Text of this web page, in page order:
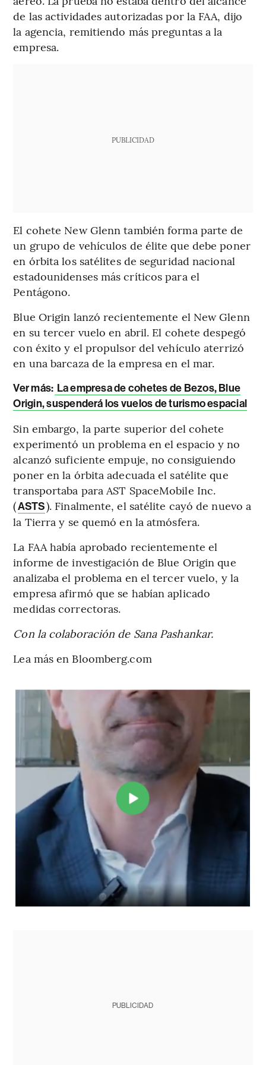
de las actividades autorizadas por la FAA, dijo
la agencia, remitiendo más preguntas a la
empresa.
PUBLICIDAD
El cohete New Glenn también forma parte de
un grupo de vehículos de élite que debe poner
en órbita los satélites de seguridad nacional
estadounidenses más críticos para el
Pentágono.
Blue Origin lanzó recientemente el New Glenn
en su tercer vuelo en abril. El cohete despegó
con éxito y el propulsor del vehículo aterrizó
en una barcaza de la empresa en el mar.
Ver más: La empresa de cohetes de Bezos, Blue
Origin, suspenderá los vuelos de turismo espacial
Sin embargo, la parte superior del cohete
experimentó un problema en el espacio y no
alcanzó suficiente empuje, no consiguiendo
poner en la órbita adecuada el satélite que
transportaba para AST SpaceMobile Inc.
(ASTS). Finalmente, el satélite cayó de nuevo a
la Tierra y se quemó en la atmósfera.
La FAA había aprobado recientemente el
informe de investigación de Blue Origin que
analizaba el problema en el tercer vuelo, y la
empresa afirmó que se habían aplicado
medidas correctoras.
Con la colaboración de Sana Pashankar.
Lea más en Bloomberg.com
PUBLICIDAD